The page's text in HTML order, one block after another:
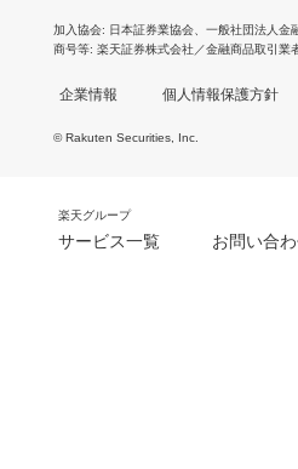
加入協会 日本証券業協会 一般社団法人金
商号等 楽天証券株式会社／金融商品取引業
企業情報 個人情報保護方針
© Rakuten Securities, Inc.
楽天グループ
サービス一覧 お問い合